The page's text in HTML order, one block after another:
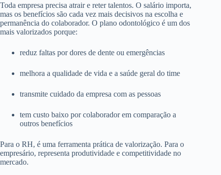
Toda empresa precisa atrair e reter talentos. O salário importa,
mas os benefícios são cada vez mais decisivos na escolha e
permanência do colaborador. O plano odontológico é um dos
mais valorizados porque:
reduz faltas por dores de dente ou emergências
melhora a qualidade de vida e a saúde geral do time
transmite cuidado da empresa com as pessoas
tem custo baixo por colaborador em comparação a
outros benefícios
Para o RH, é uma ferramenta prática de valorização. Para o
empresário, representa produtividade e competitividade no
mercado.